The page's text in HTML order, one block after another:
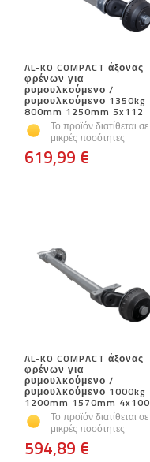
AL-KO COMPACT άξονας
φρένων για
ρυμουλκούμενο /
ρυμουλκούμενο 1350kg
800mm 1250mm 5x112
Το προϊόν διατίθεται σε
μικρές ποσότητες
619,99 €
AL-KO COMPACT άξονας
φρένων για
ρυμουλκούμενο /
ρυμουλκούμενο 1000kg
1200mm 1570mm 4x100
Το προϊόν διατίθεται σε
μικρές ποσότητες
594,89 €